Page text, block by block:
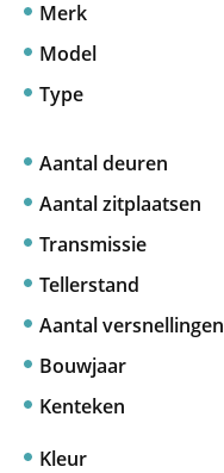
Merk
Model
Type
Aantal deuren
Aantal zitplaatsen
Transmissie
Tellerstand
Aantal versnellingen
Bouwjaar
Kenteken
Kleur